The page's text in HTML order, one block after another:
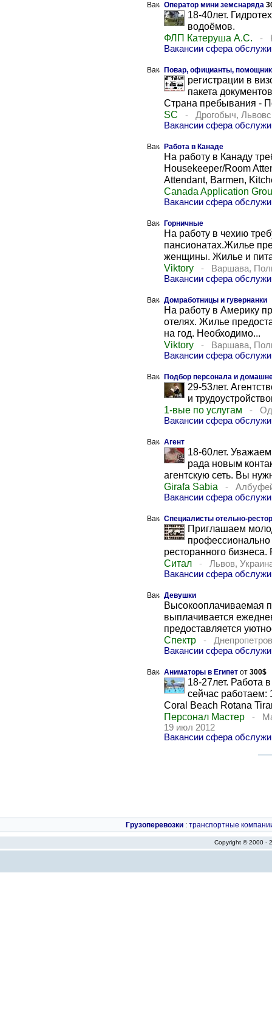
Оператор мини земснаряда
18-40лет.
водоёмов.
ФЛП Катеруша А.С. -
Вакансии сфера
Повар, официанты,
регистрации в
пакета
Страна пребывания -
SC - Дрогобыч,
Вакансии сфера
Работа в Канаде
На работу в Канаду
Housekeeper/Room
Attendant, Barmen,
Canada Application
Вакансии сфера
Горничные
На работу в чехию
пансионатах.Жилье
женщины. Жилье и
Viktory -
Варшава,
Вакансии сфера
Домработницы и гувернанки
На работу в Америку
отелях. Жилье
на год. Необходимо...
Viktory -
Варшава,
Вакансии сфера
Подбор персонала и
29-53лет.
и
1-вые по услугам -
Вакансии сфера
Агент
18-60лет.
рада новым
агентскую сеть. Вы
Girafa Sabia -
Вакансии сфера
Специалисты отельно-
Приглашаем
профессионально
ресторанного
Ситал - Львов,
Вакансии сфера
Девушки
Высокооплачиваемая
выплачивается
предоставляется
Спектр -
Вакансии сфера
Аниматоры в Египет от 300$
18-27лет. Работа
сейчас работаем:
Coral Beach Rotana
Персонал Мастер -
19 июл 2012
Вакансии сфера
Грузоперевозки : транспортные
Copyright © 2000 -